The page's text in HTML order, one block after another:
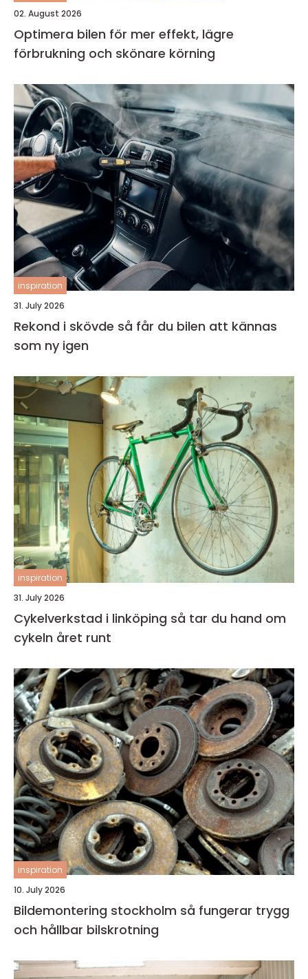
02. August 2026
Optimera bilen för mer effekt, lägre
förbrukning och skönare körning
inspiration
31. July 2026
Rekond i skövde så får du bilen att kännas
som ny igen
inspiration
31. July 2026
Cykelverkstad i linköping så tar du hand om
cykeln året runt
inspiration
10. July 2026
Bildemontering stockholm så fungerar trygg
och hållbar bilskrotning